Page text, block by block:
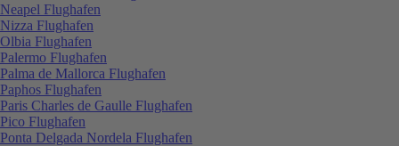
Neapel Flughafen
Nizza Flughafen
Olbia Flughafen
Palermo Flughafen
Palma de Mallorca Flughafen
Paphos Flughafen
Paris Charles de Gaulle Flughafen
Pico Flughafen
Ponta Delgada Nordela Flughafen